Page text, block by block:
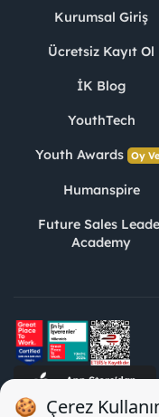
Kurumsal Giriş
Ücretsiz Kayıt Ol
İK Blog
YouthTech
Youth Awards Oy
Humanspire
Future Sales
Academy